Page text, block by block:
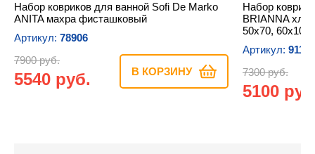
Набор ковриков для ванной Sofi De Marko
ANITA махра фисташковый
Артикул: 78906
7900 руб.
5540 руб. В КОРЗИНУ
Набор
BRIANNA
50х70, 60х100
Артикул: 91165
7300 руб.
5100